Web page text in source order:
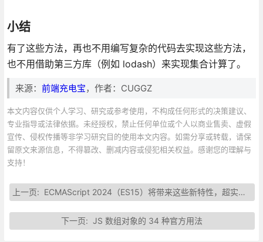
小结
有了这些方法，再也不用编写复杂的代码去实现这些方法，
也不用借助第三方库（例如 lodash）来实现集合计算了。
来源： 前端充电宝，作者：CUGGZ
本文内容仅供个人学习、研究或参考使用，不构成任何形式的决策建议、
专业指导或法律依据。未经授权，禁止任何单位或个人以商业售卖、虚假
宣传、侵权传播等非学习研究目的使用本文内容。如需分享或转载，请保
留原文来源信息，不得篡改、删减内容或侵犯相关权益。感谢您的理解与
支持！
上一页: ECMAScript 2024（ES15）将带来这些新特性，超实用！
下一页:JS 数组对象的 34 种官方用法